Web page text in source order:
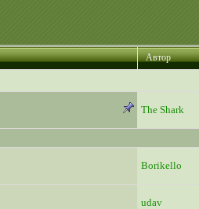
Автор
The Shark
Borikello
udav